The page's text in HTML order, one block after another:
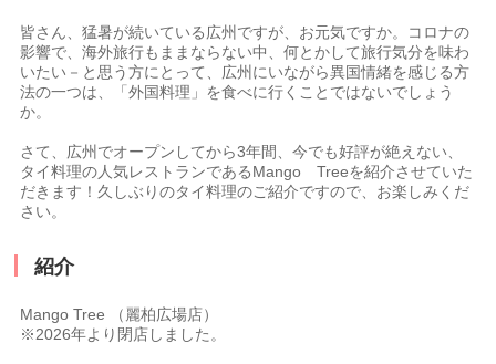
皆さん、猛暑が続いている広州ですが、お元気ですか。コロナの
影響で、海外旅行もままならない中、何とかして旅行気分を味わ
いたい－と思う方にとって、広州にいながら異国情緒を感じる方
法の一つは、「外国料理」を食べに行くことではないでしょう
か。
さて、広州でオープンしてから3年間、今でも好評が絶えない、
タイ料理の人気レストランであるMango Treeを紹介させていた
だきます！久しぶりのタイ料理のご紹介ですので、お楽しみくだ
さい。
紹介
Mango Tree （麗柏広場店）
※2026年より閉店しました。